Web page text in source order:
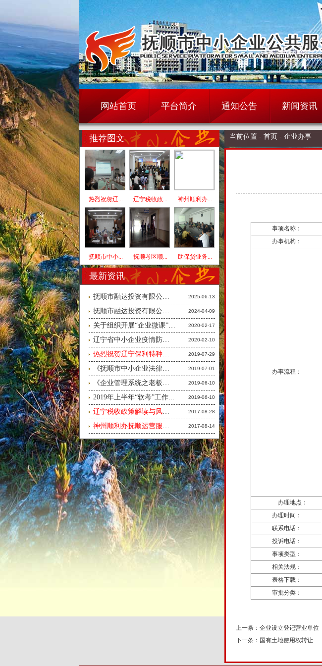
网站首页 平台简介 通知公告 新闻资讯
推荐图文
热烈祝贺辽... 辽宁税收政... 神州顺利办...
抚顺市中小... 抚顺考区顺... 助保贷业务...
最新资讯
抚顺市融达投资有限公司消防安... 2025-06-13
抚顺市融达投资有限公司广告 2024-04-09
关于组织开展“企业微课”线上... 2020-02-17
辽宁省中小企业疫情防控手册（... 2020-02-10
热烈祝贺辽宁保利特种车辆有限... 2019-07-29
《抚顺市中小企业法律风险暨商... 2019-07-01
《企业管理系统之老板财税与风... 2019-06-10
2019年上半年“软考”工作... 2019-06-10
辽宁税收政策解读与风险预防交... 2017-08-28
神州顺利办抚顺运营服务中心誓... 2017-08-14
当前位置 - 首页 - 企业办事
事项名称：
办事机构：
办事流程：
办理地点：
办理时间：
联系电话：
投诉电话：
事项类型：
相关法规：
表格下载：
审批分类：
上一条： 企业设立登记营业单位
下一条： 国有土地使用权转让